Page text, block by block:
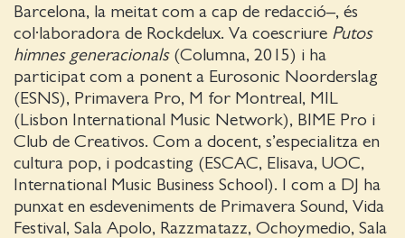
Barcelona, la meitat com a cap de redacció–, és
col·laboradora de Rockdelux. Va coescriure Putos
himnes generacionals(Columna, 2015) i ha
participat com a ponent a Eurosonic Noorderslag
(ESNS), Primavera Pro, M for Montreal, MIL
(Lisbon International Music Network), BIME Pro i
Club de Creativos. Com a docent, s’especialitza en
cultura pop, i podcasting (ESCAC, Elisava, UOC,
International Music Business School). I com a DJ ha
punxat en esdeveniments de Primavera Sound, Vida
Festival, Sala Apolo, Razzmatazz, Ochoymedio, Sala